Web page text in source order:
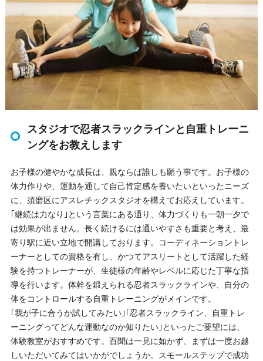
スタジオで忍者スラックラインと自重トレーニ
ングをお教えします
お子様の健やかな成長は、親ならば誰しも願う事です。お子様の
体力作りや、運動を通して自己肯定感を養いたいといったニーズ
に、須磨区にアスレチックスタジオを構えてお応えしています。
｢継続は力なり｣という言葉にある通り、体力づくりも一朝一夕で
は効果が出ません。長く続けるには通いやすさも重要と考え、最
寄り駅に近い立地で開講しております。コーディネーショントレ
ーナーとしての資格を有し、かつてアスリートとして活躍した経
験を持つトレーナーが、生徒様の年齢やレベルに応じた丁寧な指
導を行います。体幹を鍛えられる忍者スラックラインや、自分の
体をコントロールする自重トレーニングがメインです。
｢我が子に合うか試してみたい｣｢忍者スラックライン、自重トレ
ーニングってどんな運動なのか知りたい｣といったご要望には、
体験教室がおすすめです。百聞は一見に如かず、まずは一度お越
しいただいてみてはいかがでしょうか。スモールステップで成功